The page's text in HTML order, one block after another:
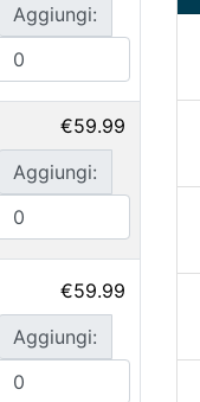
Aggiungi:
€59.99
Aggiungi:
€59.99
Aggiungi: